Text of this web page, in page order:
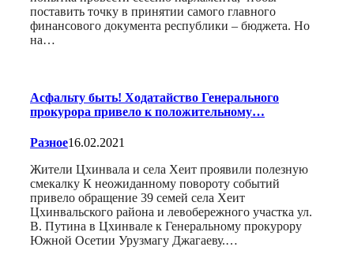
поставить точку в принятии самого главного
финансового документа республики – бюджета. Но
на…
Асфальту быть! Ходатайство Генерального
прокурора привело к положительному…
Разное16.02.2021
Жители Цхинвала и села Хеит проявили полезную
смекалку К неожиданному повороту событий
привело обращение 39 семей села Хеит
Цхинвальского района и левобережного участка ул.
В. Путина в Цхинвале к Генеральному прокурору
Южной Осетии Урузмагу Джагаеву.…